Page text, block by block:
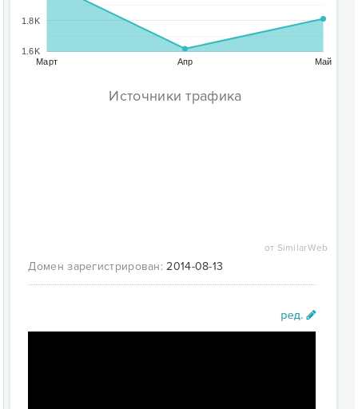
Март Апр Май
1.6K
1.8K
Источники трафика
от SimilarWeb
Домен зарегистрирован: 2014-08-13